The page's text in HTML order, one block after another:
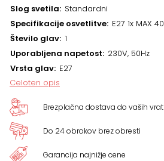
Slog svetila Standardni
Specifikacije osvetlitve E27 1x MAX 40
Število glav 1
Uporabljena napetost 230V, 50Hz
Vrsta glav E27
Celoten opis
Brezplačna dostava do vaših vrat
Do 24 obrokov brez obresti
Garancija najnižje cene